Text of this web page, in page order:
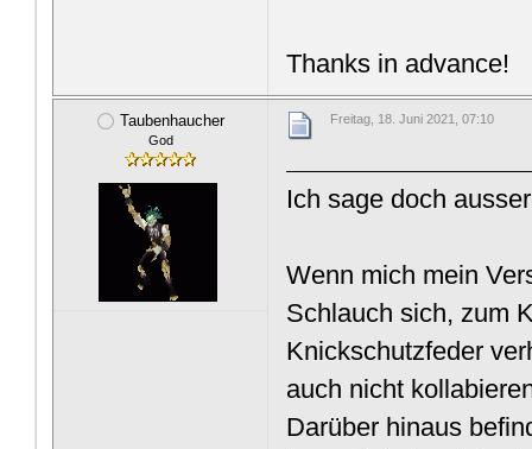
Thanks in advance!
Taubenhaucher
God
Freitag, 18. Juni 2021, 07:10
Ich sage doch
Wenn mich mein
Schlauch sich, zum
Knickschutzfeder
auch nicht
Darüber hinaus